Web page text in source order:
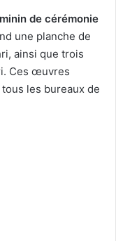
de cérémonie
une planche de
ainsi que trois
Ces œuvres
les bureaux de